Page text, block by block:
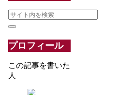
プロフィール
この記事を書いた
人